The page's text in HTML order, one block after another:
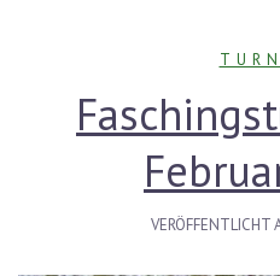
VERÖFFENTLICHT